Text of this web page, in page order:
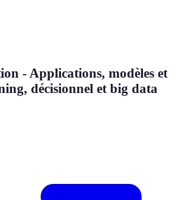
- Applications, modèles et
décisionnel et big data